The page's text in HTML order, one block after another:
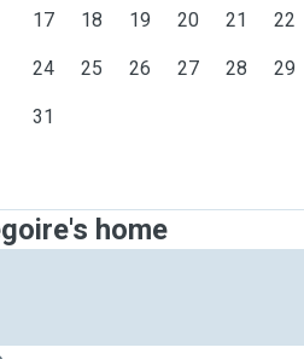
17 18 19 20 21 22
24 25 26 27 28 29
31
home